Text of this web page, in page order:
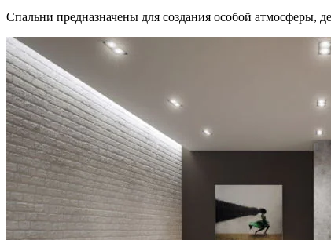
Спальни предназначены для создания особой атмосферы,